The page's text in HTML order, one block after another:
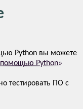
Python вы можете
помощью Python»
тестировать ПО с